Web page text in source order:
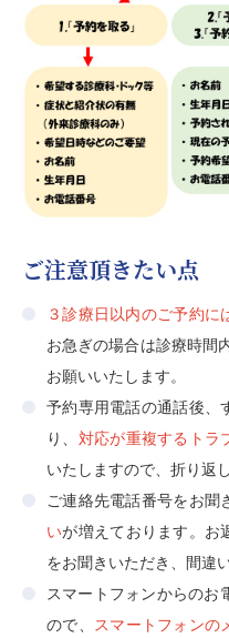
ご注意頂きたい点
３診療日以内のご予約に
お急ぎの場合は診療時間
お願いいたします。
予約専用電話の通話後、
り、 対応が重複するトラ
いたしますので、折り返
ご連絡先電話番号をお聞
いが増えております。お
をお聞きいただき、間違
スマートフォンからのお
ので、
スマートフォンの